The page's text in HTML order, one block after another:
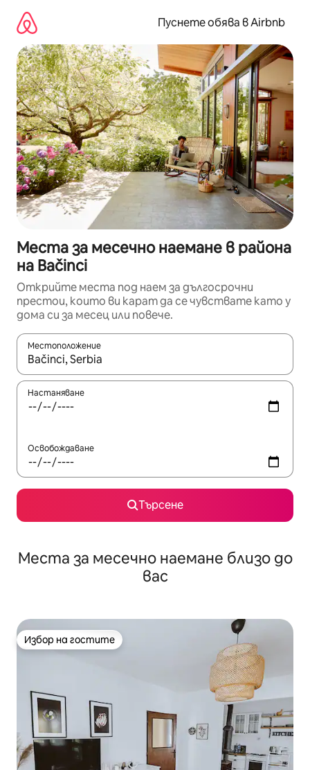
съдържанието
Пуснете обява в Airbnb
Места за месечно наемане в района
на Bačinci
Открийте места под наем за дългосрочни
престои, които ви карат да се чувствате като у
дома си за месец или повече.
Местоположение
Когато резултатите се покажат, използвайте
Настаняване
Освобождаване
Търсене
Места за месечно наемане близо до
вас
Избор на гостите
Избор на гостите